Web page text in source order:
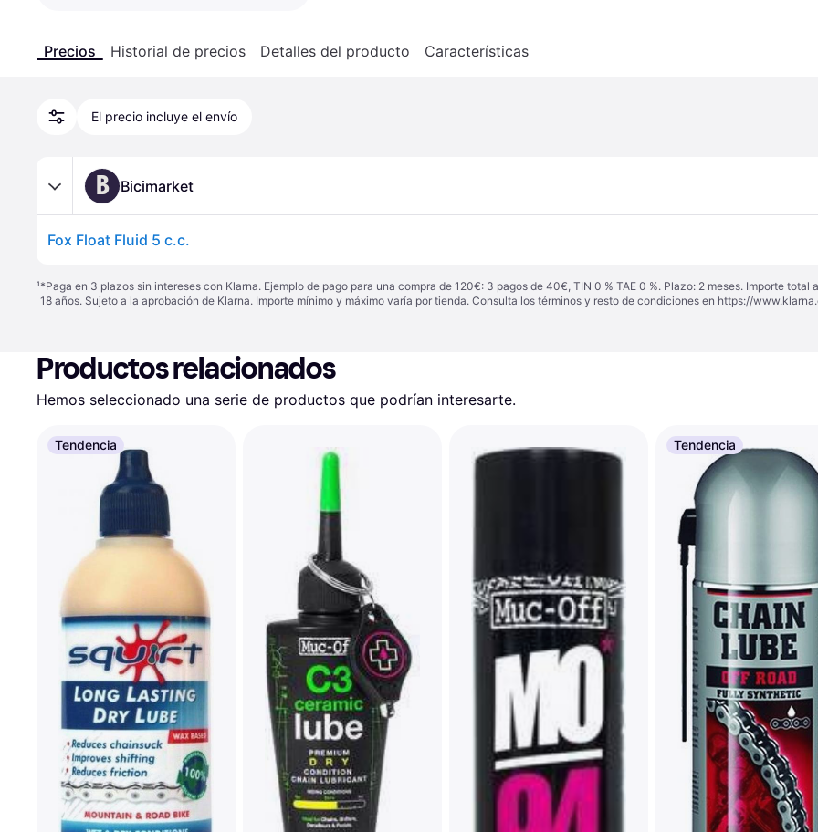
Precios Historial de precios Detalles del producto Características
El precio incluye el envío
B Bicimarket
Fox Float Fluid 5 c.c.
¹*Paga en 3 plazos sin intereses con Klarna. Ejemplo de pago para una compra de 120€: 3 pagos de 40€, TIN 0 % TAE 0 %. Plazo: 2 meses. Importe
18 años. Sujeto a la aprobación de Klarna. Importe mínimo y máximo varía por tienda. Consulta los términos y resto de condiciones en https://
Productos relacionados
Hemos seleccionado una serie de productos que podrían interesarte.
Tendencia Tendencia